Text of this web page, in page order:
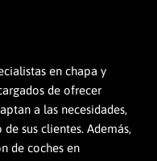
en chapa y
de ofrecer
a las necesidades,
sus clientes. Además,
de coches en